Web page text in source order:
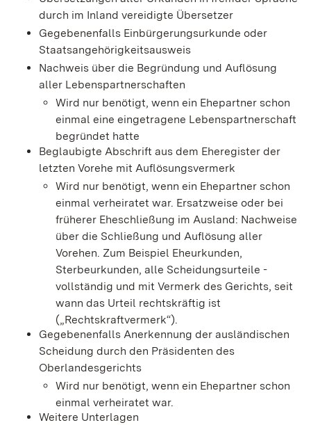
durch im Inland vereidigte Übersetzer
Gegebenenfalls Einbürgerungsurkunde oder
Staatsangehörigkeitsausweis
Nachweis über die Begründung und Auflösung
aller Lebenspartnerschaften
Wird nur benötigt, wenn ein Ehepartner schon
einmal eine eingetragene Lebenspartnerschaft
begründet hatte
Beglaubigte Abschrift aus dem Eheregister der
letzten Vorehe mit Auflösungsvermerk
Wird nur benötigt, wenn ein Ehepartner schon
einmal verheiratet war. Ersatzweise oder bei
früherer Eheschließung im Ausland: Nachweise
über die Schließung und Auflösung aller
Vorehen. Zum Beispiel Eheurkunden,
Sterbeurkunden, alle Scheidungsurteile -
vollständig und mit Vermerk des Gerichts, seit
wann das Urteil rechtskräftig ist
(„Rechtskraftvermerk“).
Gegebenenfalls Anerkennung der ausländischen
Scheidung durch den Präsidenten des
Oberlandesgerichts
Wird nur benötigt, wenn ein Ehepartner schon
einmal verheiratet war.
Weitere Unterlagen